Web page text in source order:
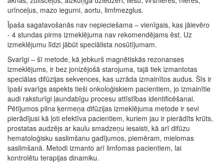
urīnceļus, mazo iegurni, aortu, limfmezglus.
Īpaša sagatavošanās nav nepieciešama – vienīgais, kas jāievēro
- 4 stundas pirms izmeklējuma nav rekomendējams ēst. Uz
izmeklējumu līdzi jābūt speciālista nosūtījumam.
Svarīgi – šī metode, kā jebkurš magnētiskās rezonanses
izmeklējums, ir bez jonizējošā starojuma, tajā tiek izmantotas
speciālas difūzijas sekvences, kas uzrāda izmainītos audus. Šīs ir
īpaši svarīgs aspekts tieši onkoloģiskiem pacientiem, jo izmainītie
audi raksturīgi ļaundabīgu procesu attīstības identificēšanai.
Pētījumos pilna ķermeņa difūzijas izmeklējuma metode ir sevi
pierādījusi kā ļoti efektīva pacientiem, kuriem jau ir pierādīts krūts,
prostatas audzējs ar kaulu smadzeņu iesaisti, kā arī difūzu
hematoloģisku saslimšanu gadījumos, piemēram, mielomas
saslimšanā. Metodi izmanto arī limfomas pacientiem, lai
kontrolētu terapijas dinamiku.